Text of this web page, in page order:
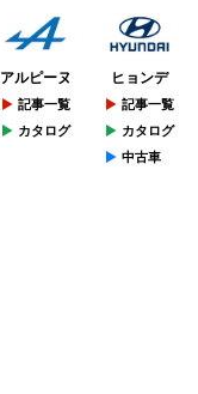
アルピーヌ
記事一覧
カタログ
ヒョンデ
記事一覧
カタログ
中古車